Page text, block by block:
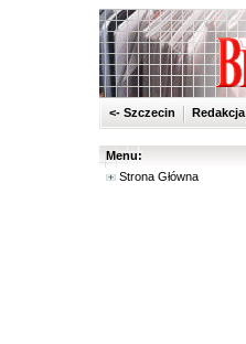
<- Szczecin Redakcja
Menu:
Strona Główna